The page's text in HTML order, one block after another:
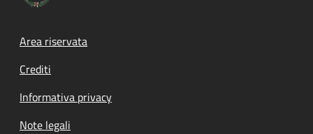
Footer menu
Area riservata
Crediti
Informativa privacy
Note legali